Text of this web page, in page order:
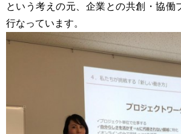
という考えの元、企業との共創・協働
行なっています。